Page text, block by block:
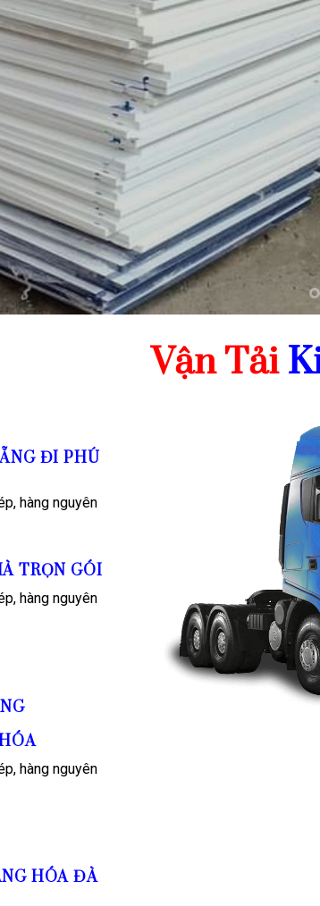
Vận Tải
ĐI PHÚ
hàng nguyên
TRỌN GÓI
hàng nguyên
hàng nguyên
HÓA ĐÀ